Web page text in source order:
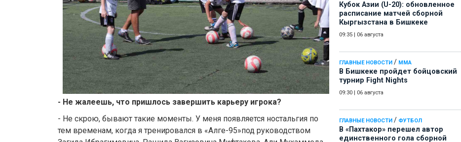
Кубок Азии (U-20): обновленное
расписание матчей сборной
Кыргызстана в Бишкеке
09:35 06 августа
ГЛАВНЫЕ НОВОСТИ / ММА
В Бишкеке пройдет бойцовский
турнир Fight Nights
09:30 06 августа
ГЛАВНЫЕ НОВОСТИ / ФУТБОЛ
В «Пахтакор» перешел автор
единственного гола сборной
- Не жалеешь, что пришлось завершить карьеру игрока?
- Не скрою, бывают такие моменты. У меня появляется ностальгия по
тем временам, когда я тренировался в «Алге-95»под руководством